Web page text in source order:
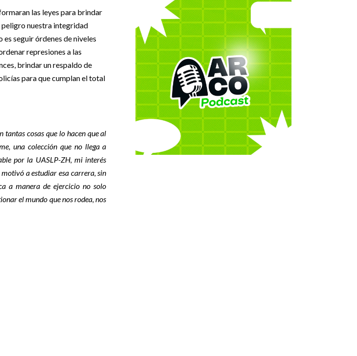
las leyes para brindar
peligro nuestra integridad
seguir órdenes de niveles
represiones a las
brindar un respaldo de
para que cumplan el total
tantas cosas que lo hacen que al
una colección que no llega a
por la UASLP-ZH, mi interés
a estudiar esa carrera, sin
a manera de ejercicio no solo
el mundo que nos rodea, nos